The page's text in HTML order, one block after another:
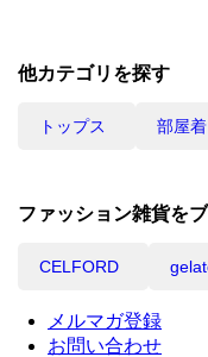
他カテゴリを探す
トップス 部屋
ファッション雑貨を
CELFORD
メルマガ登録
お問い合わせ